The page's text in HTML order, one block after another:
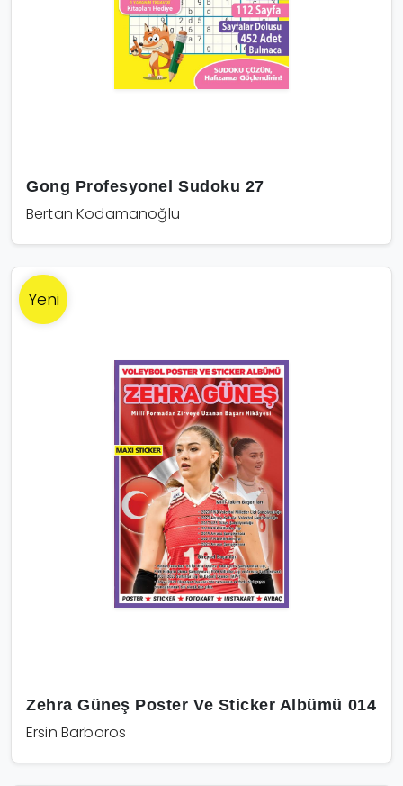
Gong Profesyonel Sudoku 27
Bertan Kodamanoğlu
Yeni
Zehra Güneş Poster Ve Sticker Albümü 014
Ersin Barboros